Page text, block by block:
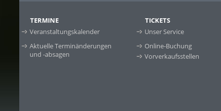
TERMINE
Veranstaltungskalender
Aktuelle Terminänderungen
und -absagen
TICKETS
Unser Service
Online-Buchung
Vorverkaufsstellen